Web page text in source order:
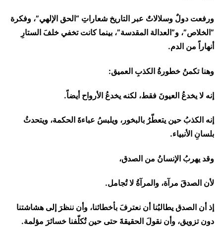
ورفعت دولٌ وسلالاتٌ عبر التاريخ شعاراتِ “الحق الإلهي”، وفكرة
”الخلاص”، و”العدالة المقدسة”، بينما كانت تخفي خلفَ الستارِ
أنهاراً من الدم.
وهنا تكمنُ خطورةُ الكذبِ العميق:
إنه لا يخدعُ العيونَ فقط، لكنه يخدعُ الأرواح أيضاً.
إنه الكذبُ حين يتعطّرُ بالبخور، ويلبسُ عباءةَ الحكمة، ويتحدثُ
بلسانِ الأنبياء.
وقد يهربُ الإنسانُ من الصدق،
لأن الصدقَ مرآة، والمرآةُ لا تُجامل.
إذ أن الصدق يطالبُنا أن نعترفَ بأخطائنا، وأن ننظرَ إلى هشاشتنا
دون تزويق، وأن نقولَ الحقيقةَ حتى حين تُكلّفنا خسائرَ مؤلمة.